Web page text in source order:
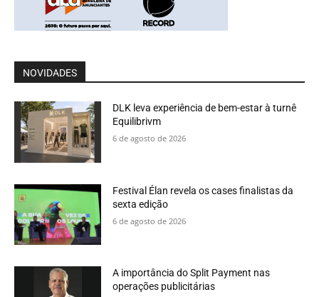
NOVIDADES
DLK leva experiência de bem-estar à turnê
Equilibrivm
6 de agosto de 2026
Festival Élan revela os cases finalistas da
sexta edição
6 de agosto de 2026
A importância do Split Payment nas
operações publicitárias